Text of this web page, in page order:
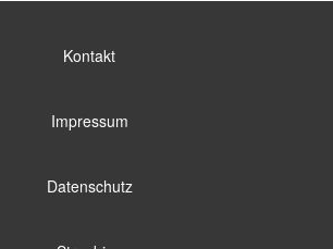
Kontakt
Impressum
Datenschutz